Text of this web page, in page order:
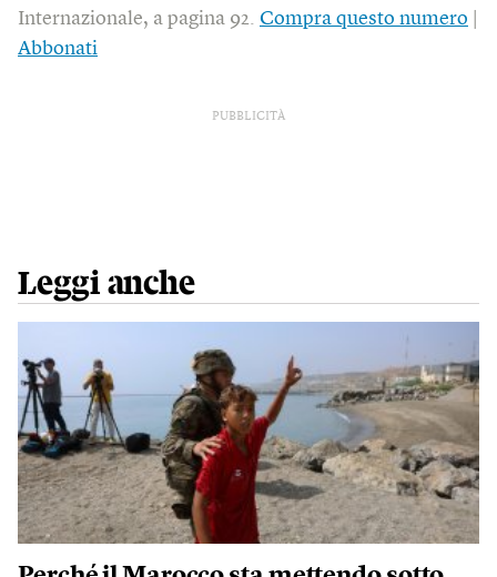
Internazionale, a pagina 92. Compra questo numero
Abbonati
PUBBLICITÀ
Leggi anche